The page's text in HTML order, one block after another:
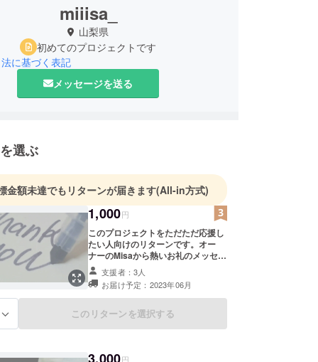
miiisa_
山梨県
初めてのプロジェクトです
に基づく表記
メッセージを送る
選ぶ
金額未達でもリターンが届きます(All-in方式)
1,000円
このプロジェクトをただただ応援し
たい人向けのリターンです。オー
ナーのMisaから熱いお礼のメッセー
ジをお送りさせていただきます。
支援者：3人
お届け予定：2023年06月
このリターンを選択する
円